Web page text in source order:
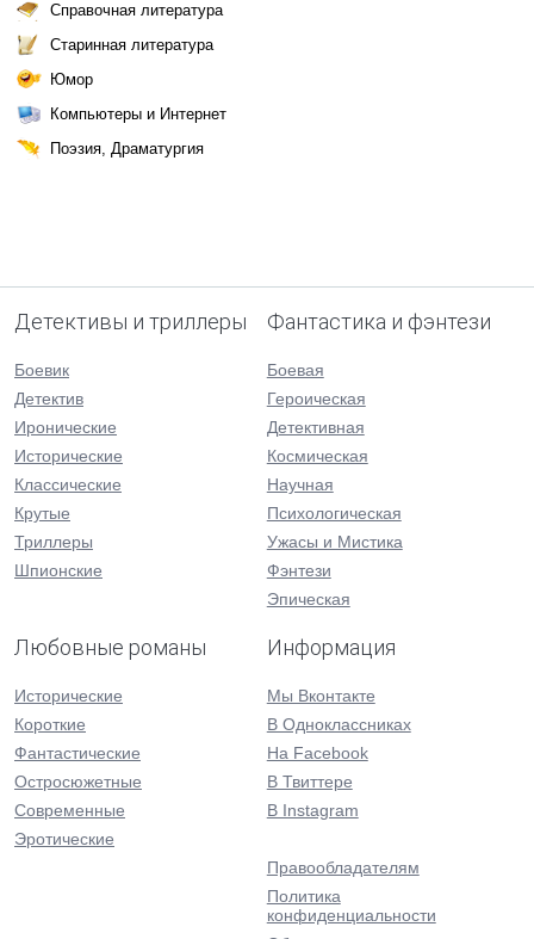
Справочная литература
Старинная литература
Юмор
Компьютеры и Интернет
Поэзия, Драматургия
Детективы и триллеры
Боевик
Детектив
Иронические
Исторические
Классические
Крутые
Триллеры
Шпионские
Фантастика и фэнтези
Боевая
Героическая
Детективная
Космическая
Научная
Психологическая
Ужасы и Мистика
Фэнтези
Эпическая
Любовные романы
Исторические
Короткие
Фантастические
Остросюжетные
Современные
Эротические
Информация
Мы Вконтакте
В Одноклассниках
На Facebook
В Твиттере
В Instagram
Правообладателям
Политика
конфиденциальности